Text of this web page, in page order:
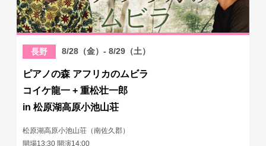
長野 8/28（金）- 8/29（土）
ピアノの森 アフリカのムビラ
コイケ龍一 + 重松壮一郎
in 松原湖高原小池山荘
松原湖高原小池山荘（南佐久郡）
開場13:30 開演14:00